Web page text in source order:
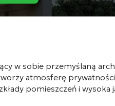
w sobie przemyślaną
atmosferę
pomieszczeń i wysoka